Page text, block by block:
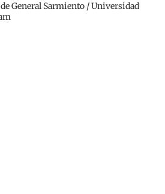
General Sarmiento / Universidad